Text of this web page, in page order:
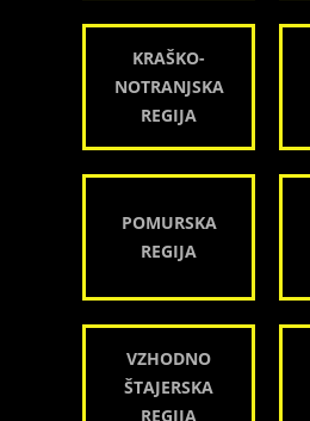
KRAŠKO-
NOTRANJSKA
REGIJA
POMURSKA
REGIJA
VZHODNO
ŠTAJERSKA
REGIJA